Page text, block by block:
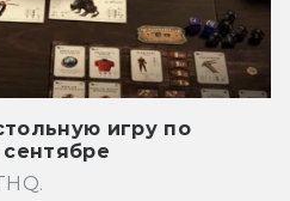
игру по
сентябре